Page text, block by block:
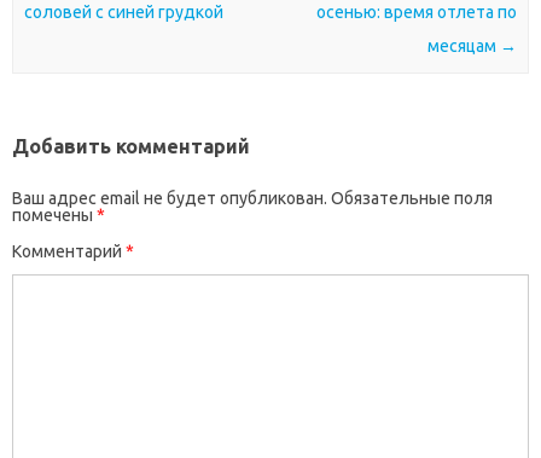
соловей с синей грудкой
осенью: время отлета по
месяцам →
Добавить комментарий
Ваш адрес email не будет опубликован. Обязательные поля
помечены *
Комментарий *